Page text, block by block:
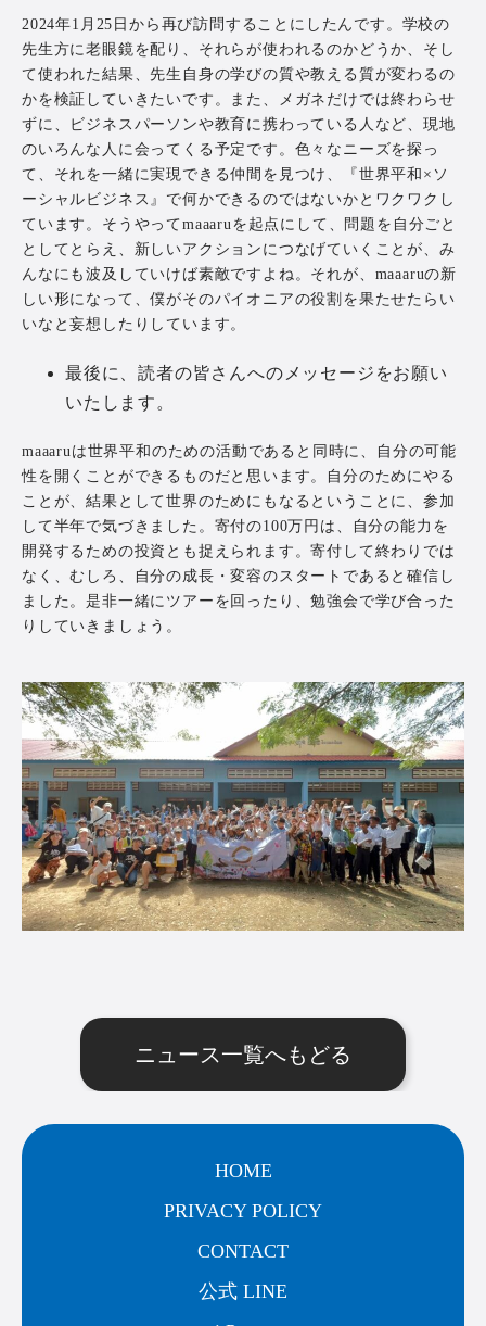
2024年1月25日から再び訪問することにしたんです。学校の
先生方に老眼鏡を配り、それらが使われるのかどうか、そし
て使われた結果、先生自身の学びの質や教える質が変わるの
かを検証していきたいです。また、メガネだけでは終わらせ
ずに、ビジネスパーソンや教育に携わっている人など、現地
のいろんな人に会ってくる予定です。色々なニーズを探っ
て、それを一緒に実現できる仲間を見つけ、『世界平和×ソ
ーシャルビジネス』で何かできるのではないかとワクワクし
ています。そうやってmaaaruを起点にして、問題を自分ごと
としてとらえ、新しいアクションにつなげていくことが、み
んなにも波及していけば素敵ですよね。それが、maaaruの新
しい形になって、僕がそのパイオニアの役割を果たせたらい
いなと妄想したりしています。
最後に、読者の皆さんへのメッセージをお願い
いたします。
maaaruは世界平和のための活動であると同時に、自分の可能
性を開くことができるものだと思います。自分のためにやる
ことが、結果として世界のためにもなるということに、参加
して半年で気づきました。寄付の100万円は、自分の能力を
開発するための投資とも捉えられます。寄付して終わりでは
なく、むしろ、自分の成長・変容のスタートであると確信し
ました。是非一緒にツアーを回ったり、勉強会で学び合った
りしていきましょう。
ニュース一覧へもどる
HOME
PRIVACY POLICY
CONTACT
公式 LINE